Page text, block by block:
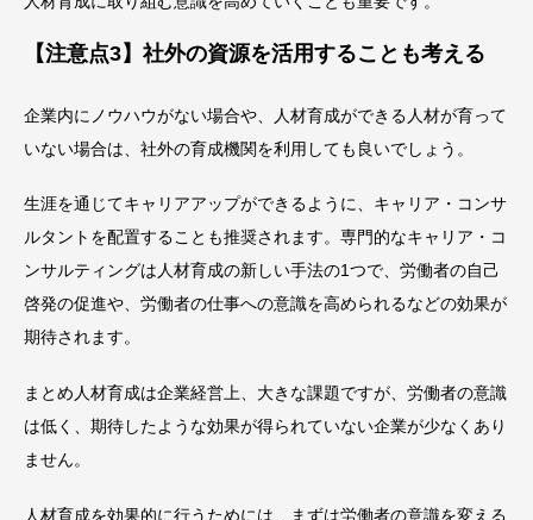
【注意点3】社外の資源を活用することも考える
企業内にノウハウがない場合や、人材育成ができる人材が育って
いない場合は、社外の育成機関を利用しても良いでしょう。
生涯を通じてキャリアアップができるように、キャリア・コンサ
ルタントを配置することも推奨されます。専門的なキャリア・コ
ンサルティングは人材育成の新しい手法の1つで、労働者の自己
啓発の促進や、労働者の仕事への意識を高められるなどの効果が
期待されます。
まとめ人材育成は企業経営上、大きな課題ですが、労働者の意識
は低く、期待したような効果が得られていない企業が少なくあり
ません。
人材育成を効果的に行うためには、まずは労働者の意識を変える